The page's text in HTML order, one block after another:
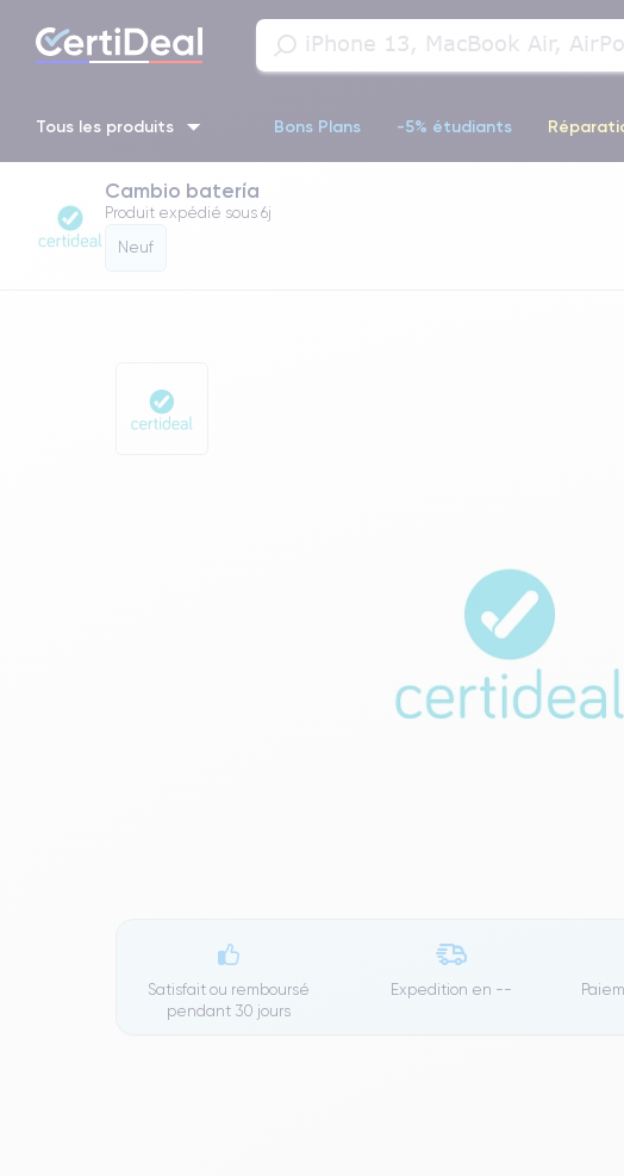
Tous les produits Bons Plans -5% étudiants
iPhone 14 Pro
Cambio batería
Produit expédié sous 6j
Neuf
Satisfait ou remboursé
pendant 30 jours
Expedition en --